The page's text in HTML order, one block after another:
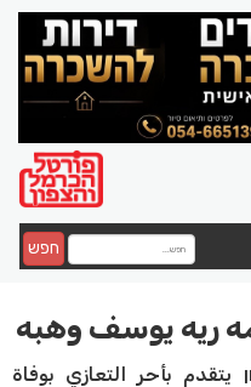
חפש
ريه يوسف وهبه
بأحر التعازي بوفاة